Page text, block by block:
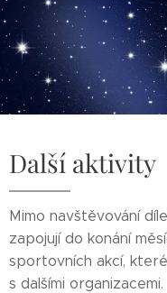
Další aktivity
Mimo navštěvování
zapojují do konání
sportovních akcí,
s dalšími organizacemi.